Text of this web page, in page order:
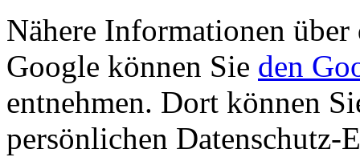
Nähere Informationen
Google können Sie den
entnehmen. Dort können
persönlichen Datenschutz-